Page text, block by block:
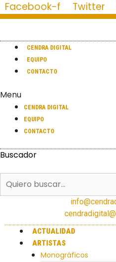
Facebook-f Twitter
CENDRA DIGITAL
EQUIPO
CONTACTO
Menu
CENDRA DIGITAL
EQUIPO
CONTACTO
Buscador
ACTUALIDAD
ARTISTAS
Monográficos